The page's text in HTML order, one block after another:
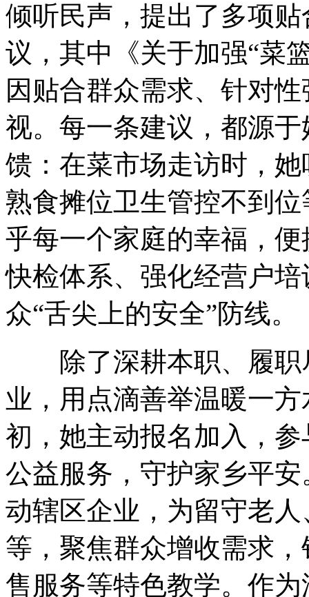
倾听民声，提出了多项
议，其中《关于加强“菜
因贴合群众需求、针对
视。每一条建议，都源
馈：在菜市场走访时，
熟食摊位卫生管控不到
乎每一个家庭的幸福，
快检体系、强化经营户
众“舌尖上的安全”防线。
除了深耕本职、履职
业，用点滴善举温暖一
初，她主动报名加入，
公益服务，守护家乡平
动辖区企业，为留守老
等，聚焦群众增收需求
售服务等特色教学。作